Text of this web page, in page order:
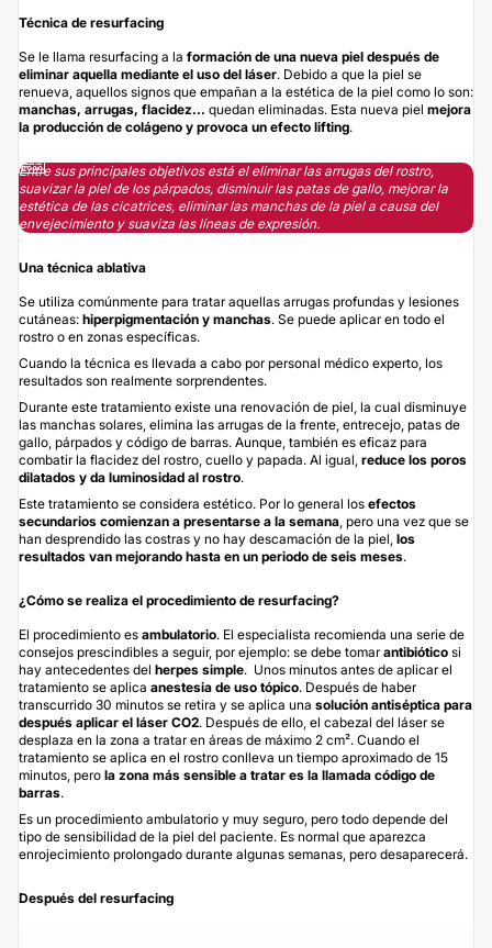
Técnica de resurfacing
Se le llama resurfacing a la formación de una nueva piel después de
eliminar aquella mediante el uso del láser. Debido a que la piel se
renueva, aquellos signos que empañan a la estética de la piel como lo son:
manchas, arrugas, flacidez... quedan eliminadas. Esta nueva piel mejora
la producción de colágeno y provoca un efecto lifting.
Entre sus principales objetivos está el eliminar las arrugas del rostro,
suavizar la piel de los párpados, disminuir las patas de gallo, mejorar la
estética de las cicatrices, eliminar las manchas de la piel a causa del
envejecimiento y suaviza las líneas de expresión.
Una técnica ablativa
Se utiliza comúnmente para tratar aquellas arrugas profundas y lesiones
cutáneas: hiperpigmentación y manchas. Se puede aplicar en todo el
rostro o en zonas específicas.
Cuando la técnica es llevada a cabo por personal médico experto, los
resultados son realmente sorprendentes.
Durante este tratamiento existe una renovación de piel, la cual disminuye
las manchas solares, elimina las arrugas de la frente, entrecejo, patas de
gallo, párpados y código de barras. Aunque, también es eficaz para
combatir la flacidez del rostro, cuello y papada. Al igual, reduce los poros
dilatados y da luminosidad al rostro.
Este tratamiento se considera estético. Por lo general los efectos
secundarios comienzan a presentarse a la semana , pero una vez que se
han desprendido las costras y no hay descamación de la piel, los
resultados van mejorando hasta en un periodo de seis meses.
¿Cómo se realiza el procedimiento de resurfacing?
El procedimiento es ambulatorio. El especialista recomienda una serie de
consejos prescindibles a seguir, por ejemplo: se debe tomar antibiótico si
hay antecedentes del herpes simple. Unos minutos antes de aplicar el
tratamiento se aplica anestesia de uso tópico. Después de haber
transcurrido 30 minutos se retira y se aplica una solución antiséptica para
después aplicar el láser CO2. Después de ello, el cabezal del láser se
desplaza en la zona a tratar en áreas de máximo 2 cm². Cuando el
tratamiento se aplica en el rostro conlleva un tiempo aproximado de 15
minutos, pero la zona más sensible a tratar es la llamada código de
barras.
Es un procedimiento ambulatorio y muy seguro, pero todo depende del
tipo de sensibilidad de la piel del paciente. Es normal que aparezca
enrojecimiento prolongado durante algunas semanas, pero desaparecerá.
Después del resurfacing